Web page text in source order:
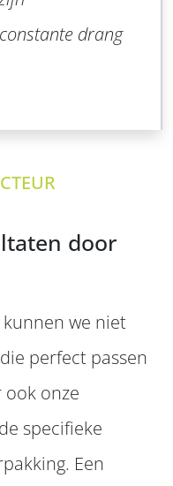
drang
door
we niet
perfect passen
onze
specifieke
Een